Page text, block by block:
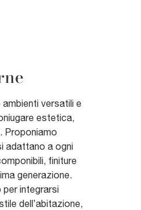
versatili e
estetica,
Proponiamo
adattano a ogni
finiture
generazione.
integrarsi
dell’abitazione,